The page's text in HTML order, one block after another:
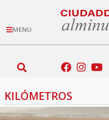
MENU
KILÓMETROS